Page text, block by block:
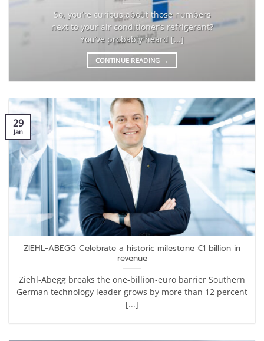
So, you’re curious about those numbers
next to your air conditioner’s refrigerant?
You’ve probably heard [...]
CONTINUE READING →
ZIEHL-ABEGG Celebrate a historic milestone €1 billion in
revenue
Ziehl-Abegg breaks the one-billion-euro barrier Southern
German technology leader grows by more than 12 percent
[...]
29
Jan